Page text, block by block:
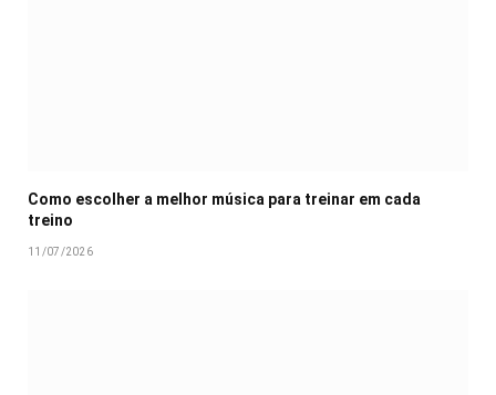
Como escolher a melhor música para treinar em cada
treino
11/07/2026